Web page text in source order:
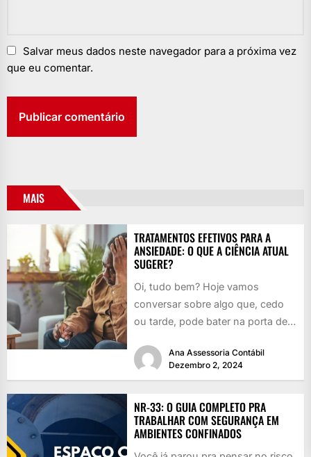
Salvar meus dados neste navegador para a próxima vez
que eu comentar.
MAIS
TRATAMENTOS EFETIVOS PARA A
ANSIEDADE: O QUE A CIÊNCIA ATUAL
SUGERE?
Oi, tudo bem? Hoje vamos
conversar sobre algo que, cedo
ou tarde, pode bater na porta de
Ana Assessoria Contábil
Dezembro 2, 2024
NR-33: O GUIA COMPLETO PRA
TRABALHAR COM SEGURANÇA EM
AMBIENTES CONFINADOS